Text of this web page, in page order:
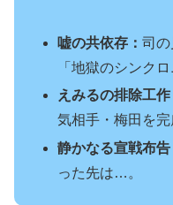
嘘の共依存：司
「地獄のシンクロ
えみるの排除工
気相手・梅田を
静かなる宣戦布告
った先は…。